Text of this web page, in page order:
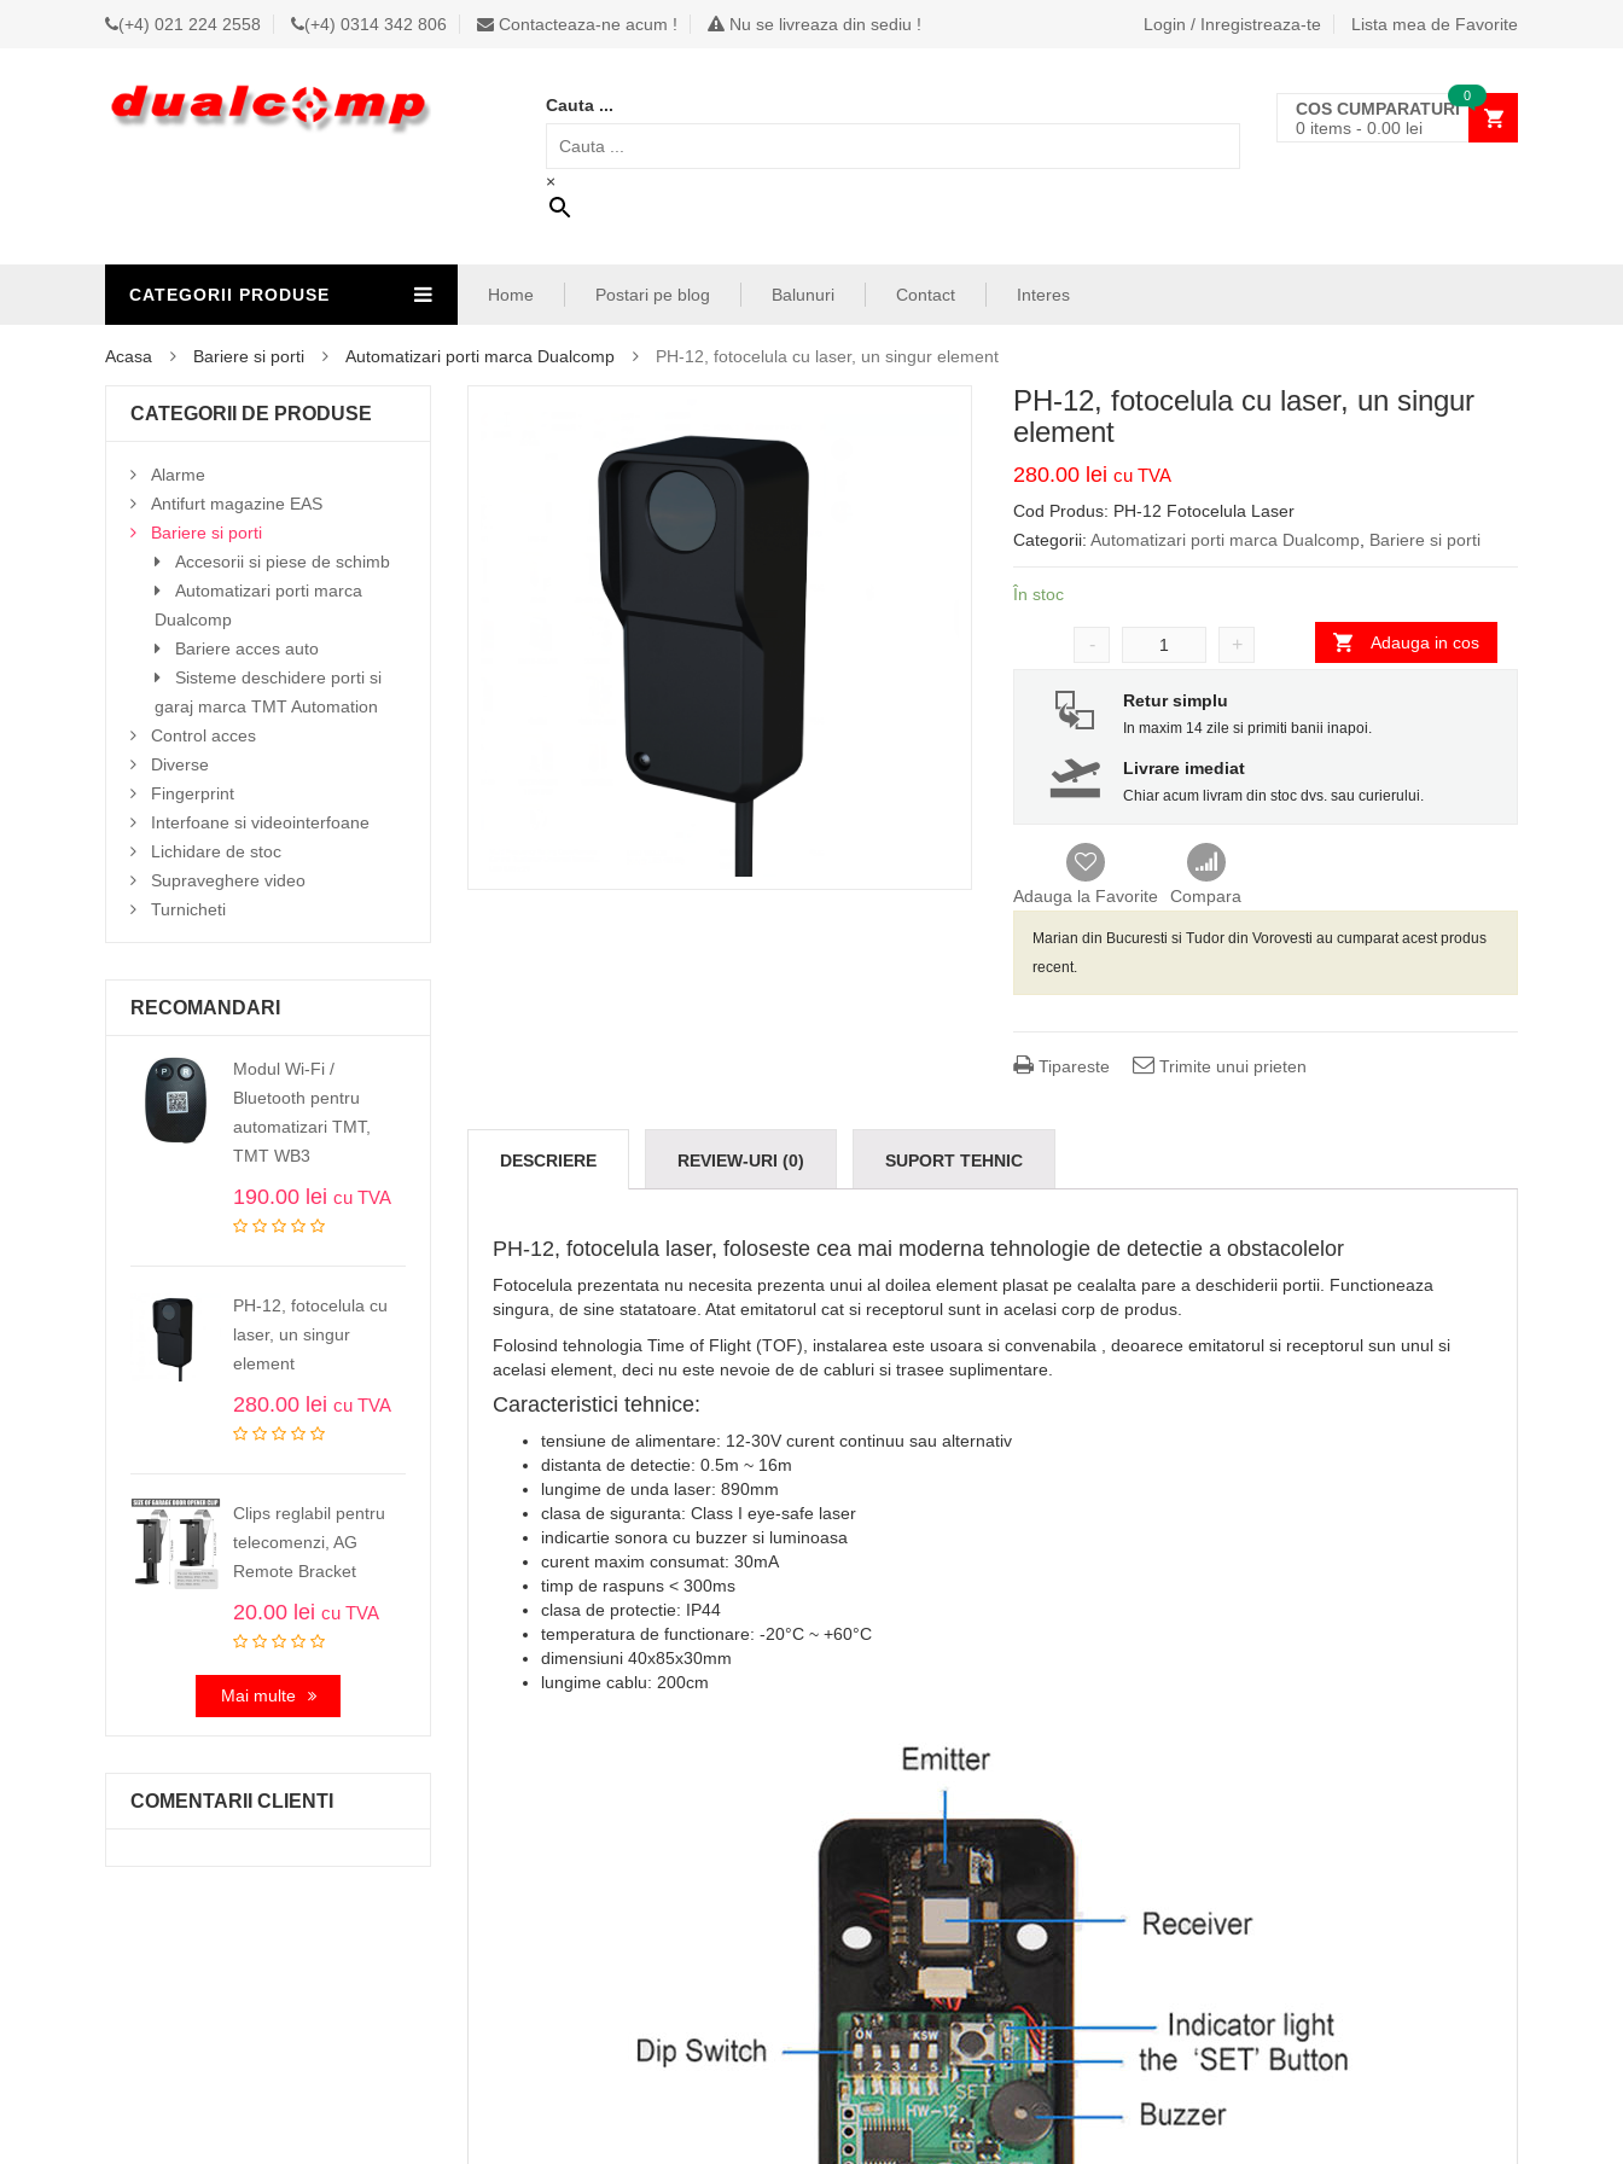
(+4) 021 224 2558 (+4) 0314 342 806 Contacteaza-ne acum ! Nu se livreaza din sediu ! Login / Inregistreaza-te Lista mea de Favorite
Cauta ...
×
COS CUMPARATURI
0 items - 0.00 lei
0
CATEGORII PRODUSE Home Postari pe blog Balunuri Contact Interes
Acasa Bariere si porti Automatizari porti marca Dualcomp PH-12, fotocelula cu laser, un singur element
PH-12, fotocelula cu laser, un singur
element
280.00 lei cu TVA
Cod Produs: PH-12 Fotocelula Laser
Categorii:Automatizari porti marca Dualcomp Bariere si porti
În stoc
- + Adauga in cos
Retur simplu
In maxim 14 zile si primiti banii inapoi.
Livrare imediat
Chiar acum livram din stoc dvs. sau curierului.
Adauga la Favorite Compara
Marian din Bucuresti si Tudor din Vorovesti au cumparat acest produs
recent.
Tipareste Trimite unui prieten
DESCRIERE REVIEW-URI (0) SUPORT TEHNIC
PH-12, fotocelula laser, foloseste cea mai moderna tehnologie de detectie a obstacolelor
Fotocelula prezentata nu necesita prezenta unui al doilea element plasat pe cealalta pare a deschiderii portii. Functioneaza
singura, de sine statatoare. Atat emitatorul cat si receptorul sunt in acelasi corp de produs.
Folosind tehnologia Time of Flight (TOF), instalarea este usoara si convenabila , deoarece emitatorul si receptorul sun unul si
acelasi element, deci nu este nevoie de de cabluri si trasee suplimentare.
Caracteristici tehnice:
tensiune de alimentare: 12-30V curent continuu sau alternativ
distanta de detectie: 0.5m ~ 16m
lungime de unda laser: 890mm
clasa de siguranta: Class I eye-safe laser
indicartie sonora cu buzzer si luminoasa
curent maxim consumat: 30mA
timp de raspuns < 300ms
clasa de protectie: IP44
temperatura de functionare: -20°C ~ +60°C
dimensiuni 40x85x30mm
lungime cablu: 200cm
CATEGORII DE PRODUSE
Alarme
Antifurt magazine EAS
Bariere si porti
Accesorii si piese de schimb
Automatizari porti marca
Dualcomp
Bariere acces auto
Sisteme deschidere porti si
garaj marca TMT Automation
Control acces
Diverse
Fingerprint
Interfoane si videointerfoane
Lichidare de stoc
Supraveghere video
Turnicheti
RECOMANDARI
Modul Wi-Fi /
Bluetooth pentru
automatizari TMT,
TMT WB3
190.00 lei cu TVA
PH-12, fotocelula cu
laser, un singur
element
280.00 lei cu TVA
Clips reglabil pentru
telecomenzi, AG
Remote Bracket
20.00 lei cu TVA
Mai multe
COMENTARII CLIENTI